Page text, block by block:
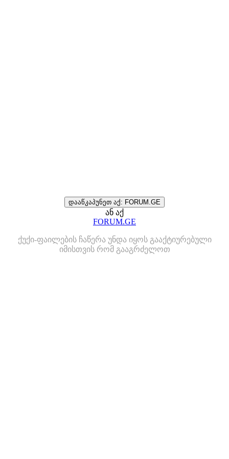
დააწკაპუნეთ აქ: FORUM.GE
ან აქ
FORUM.GE
ქუქი-ფაილების ჩაწერა უნდა იყოს გააქტიურებული
იმისთვის რომ გააგრძელოთ